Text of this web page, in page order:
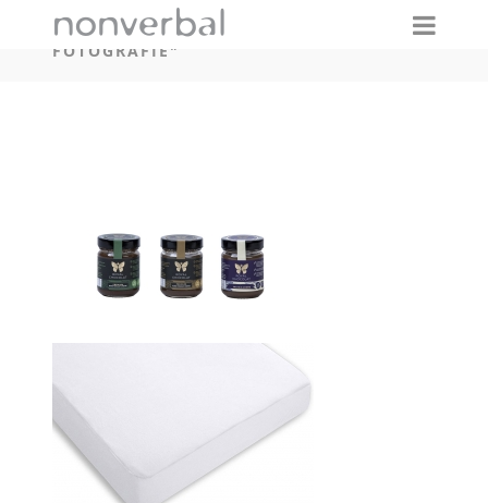
IMAGES TAGGED "GHOST-MANNEQUIN-
FOTOGRAFIE"